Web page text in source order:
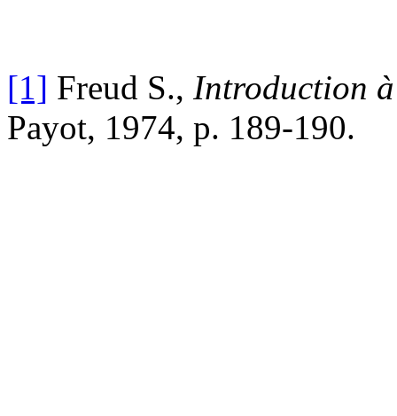
[1] Freud S., Introduction
Payot, 1974, p. 189-190.